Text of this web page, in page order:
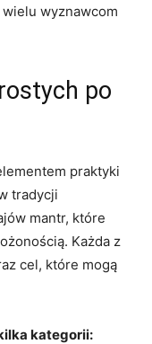
wyznawcom
po
‌praktyki
tradycji
mantr, które
Każda⁣ z
cel, które mogą
kategorii: